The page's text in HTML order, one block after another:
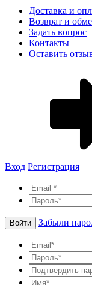
Доставка и
Возврат и
Задать вопрос
Контакты
Оставить
Вход Регистрация
Войти Забыли